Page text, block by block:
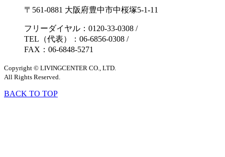
〒561-0881 大阪府豊中市中桜塚5-1-11
フリーダイヤル：0120-33-0308 /
TEL（代表）：06-6856-0308 /
FAX：06-6848-5271
Copyright © LIVINGCENTER CO., LTD.
All Rights Reserved.
BACK TO TOP